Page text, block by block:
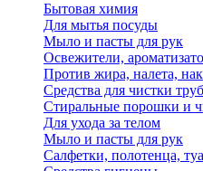
Бытовая химия
Для мытья посуды
Мыло и пасты для рук
Освежители,
Против жира, налета,
Средства для чистки
Стиральные порошки и
Для ухода за телом
Мыло и пасты для рук
Салфетки, полотенца,